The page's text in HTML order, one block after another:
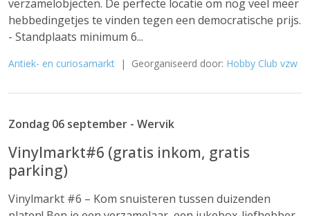
verzamelobjecten. De perfecte locatie om nog veel meer
hebbedingetjes te vinden tegen een democratische prijs.
- Standplaats minimum 6...
Antiek- en curiosamarkt | Georganiseerd door: Hobby Club vzw
Zondag 06 september - Wervik
Vinylmarkt#6 (gratis inkom, gratis
parking)
Vinylmarkt #6 – Kom snuisteren tussen duizenden